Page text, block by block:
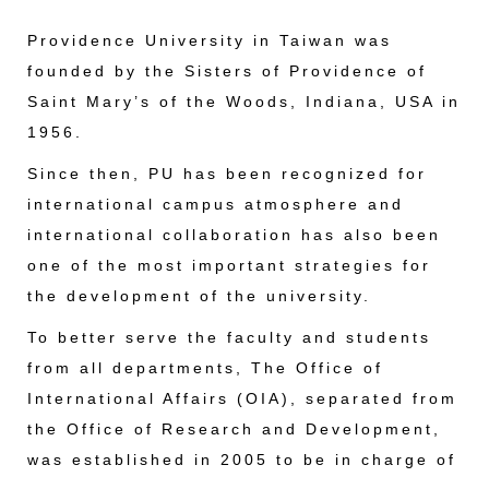
Providence University in Taiwan was
founded by the Sisters of Providence of
Saint Mary’s of the Woods, Indiana, USA in
1956.
Since then, PU has been recognized for
international campus atmosphere and
international collaboration has also been
one of the most important strategies for
the development of the university.
To better serve the faculty and students
from all departments, The Office of
International Affairs (OIA), separated from
the Office of Research and Development,
was established in 2005 to be in charge of